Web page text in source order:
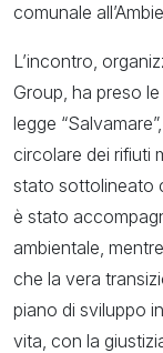
comunale
L’incontro,
Group, ha preso
legge
circolare dei rifiuti
stato sottolineato
è stato
ambientale,
che la vera
piano di sviluppo
vita, con la